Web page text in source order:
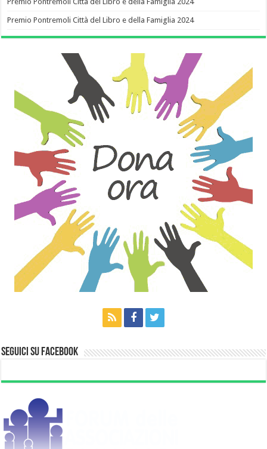
Premio Pontremoli Città del Libro e della Famiglia 2024
Seguici su Facebook